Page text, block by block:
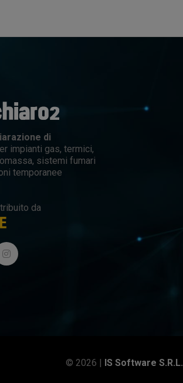
di
impianti gas, termici,
sistemi fumari
temporanee
da
© 2026 | IS Software S.r.l.